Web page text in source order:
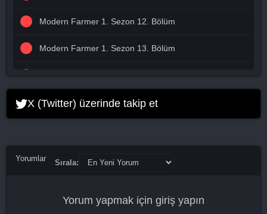
Modern Farmer 1. Sezon 12. Bölüm
Modern Farmer 1. Sezon 13. Bölüm
Modern Farmer 1. Sezon 15. Bölüm
Modern Farmer 1. Sezon 17. Bölüm
Modern Farmer 1. Sezon 19. Bölüm
X (Twitter) üzerinde takip et
Yorumlar Sırala:
Yorum yapmak için giriş yapın